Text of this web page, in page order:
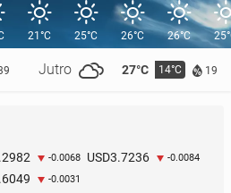
Jutro 27°C 14°C 19
21°C 25°C 26°C 26°C
-0.0068 USD3.7236 -0.0084
-0.0031